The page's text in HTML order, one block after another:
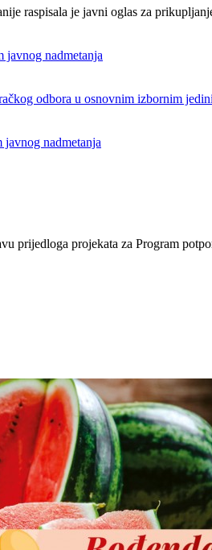
raspisala je javni oglas za
javnog nadmetanja
odbora u osnovnim izbornim
nadmetanja
prijedloga projekata za Program